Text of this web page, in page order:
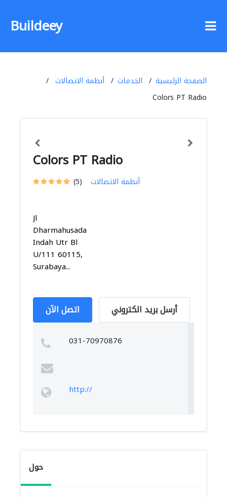
Buildeey
الصفحة الرئيسية الخدمات
أنظمة الاتصالات
Colors PT Radio
Colors PT Radio
(5) أنظمة الاتصالات
Jl
Dharmahusada
Indah Utr Bl
U/111 60115,
Surabaya...
اتصل الآن أرسل بريد الكتروني
031-70970876
http://
حول